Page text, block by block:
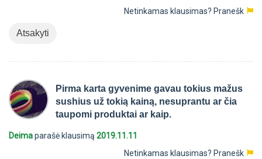
Netinkamas klausimas? Pranešk
Atsakyti
Pirma karta gyvenime gavau tokius mažus
sushius už tokią kainą, nesuprantu ar čia
taupomi produktai ar kaip.
Deimaparašė klausimą 2019.11.11
Netinkamas klausimas? Pranešk